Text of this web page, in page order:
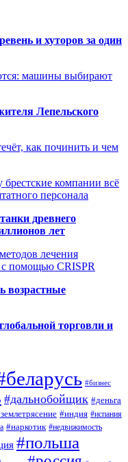
и хуторов за один
машины выбирают
Лепельского
как починить и чем
компании всё
персонала
древнего
лет
лечения
с помощью CRISPR
возрастные
торговли и
#бизнес
#дальнобойщик #деньга
#индия #испания
#наркотик #недвижимость
#польша